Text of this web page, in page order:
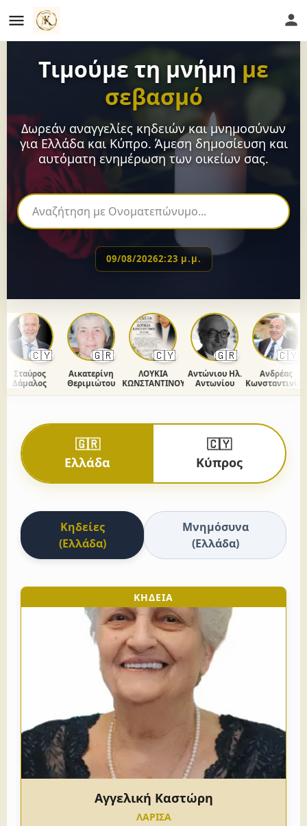
Τιμούμε τη μνήμη με
σεβασμό
Δωρεάν αναγγελίες κηδειών και μνημοσύνων
για Ελλάδα και Κύπρο. Άμεση δημοσίευση και
αυτόματη ενημέρωση των οικείων σας.
09/08/20262:23 μ.μ.
🇨🇾
Σταύρος
Δάμαλος
🇬🇷
Αικατερίνη
Θεριμιώτου
🇨🇾
ΛΟΥΚΙΑ
ΚΩΝΣΤΑΝΤΙΝΟΥ
🇬🇷
Αντώνιου Ηλ.
Αντωνίου
🇨🇾
Ανδρέας
Κωνσταντινίδης
🇬🇷
Ελλάδα
🇨🇾
Κύπρος
Κηδείες
(Ελλάδα)
Μνημόσυνα
(Ελλάδα)
ΚΗΔΕΙΑ
Αγγελική Καστώρη
ΛΑΡΙΣΑ